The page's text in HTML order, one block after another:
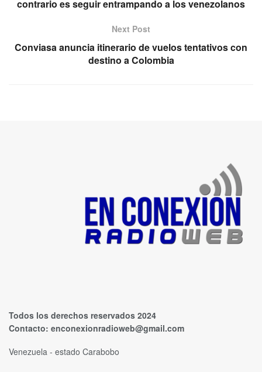
contrario es seguir entrampando a los venezolanos
Next Post
Conviasa anuncia itinerario de vuelos tentativos con
destino a Colombia
Todos los derechos reservados 2024
Contacto: enconexionradioweb@gmail.com
Venezuela - estado Carabobo